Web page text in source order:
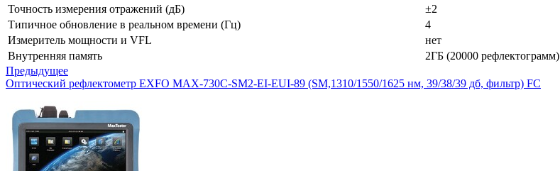
Точность измерения отражений (дБ)
±2
Типичное обновление в реальном времени (Гц)
4
Измеритель мощности и VFL
нет
Внутренняя память
2ГБ (20000 рефлектограмм)
Предыдущее
Оптический рефлектометр EXFO MAX-730C-SM2-EI-EUI-89 (SM,1310/1550/1625 нм, 39/38/39 дб, фильтр) FC